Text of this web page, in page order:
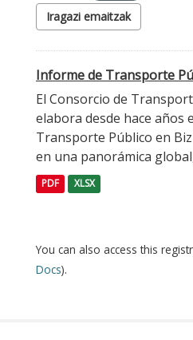
Iragazi emaitzak
Informe de Transporte
El Consorcio de
elabora desde hace años
Transporte Público en
en una panorámica
PDF XLSX
You can also access this
Docs).